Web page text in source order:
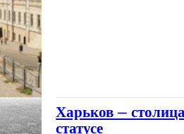
Харьков –
статусе